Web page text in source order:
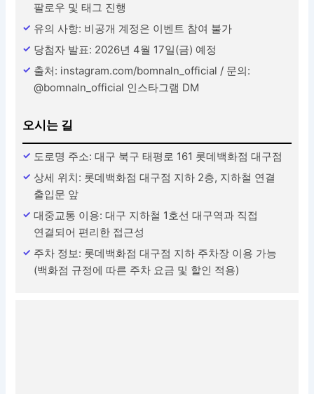
팔로우 및 태그 진행
유의 사항: 비공개 계정은 이벤트 참여 불가
당첨자 발표: 2026년 4월 17일(금) 예정
출처: instagram.com/bomnaln_official / 문의:
@bomnaln_official 인스타그램 DM
오시는 길
도로명 주소: 대구 북구 태평로 161 롯데백화점 대구점
상세 위치: 롯데백화점 대구점 지하 2층, 지하철 연결
출입문 앞
대중교통 이용: 대구 지하철 1호선 대구역과 직접
연결되어 편리한 접근성
주차 정보: 롯데백화점 대구점 지하 주차장 이용 가능
(백화점 규정에 따른 주차 요금 및 할인 적용)